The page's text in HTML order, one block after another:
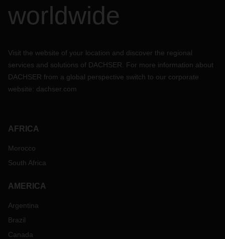
worldwide
Visit the website of your location and discover the regional
services and solutions of DACHSER. For more information about
DACHSER from a global perspective switch to our corporate
website: dachser.com
AFRICA
Morocco
South Africa
AMERICA
Argentina
Brazil
Canada